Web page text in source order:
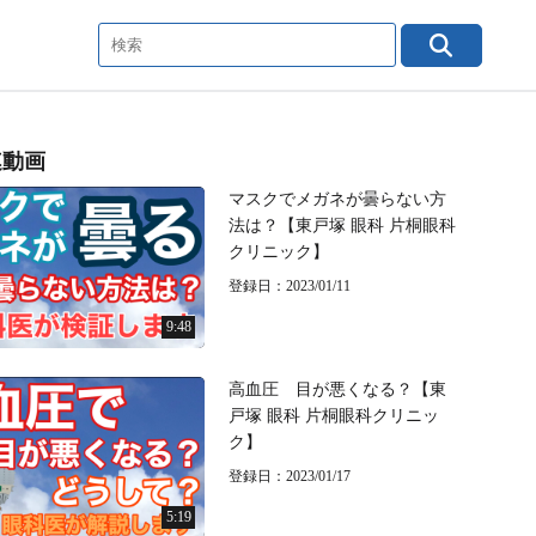
画
9:48
マスクでメガネが曇らない方
法は？【東戸塚 眼科 片桐眼科
クリニック】
登録日：2023/01/11
5:19
高血圧 目が悪くなる？【東
戸塚 眼科 片桐眼科クリニッ
ク】
登録日：2023/01/17